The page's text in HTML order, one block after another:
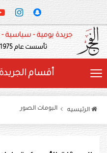
جريدة يومية - سياسية
تأسست عام 1975
أقسام الجريدة
الرئيسيه البومات الصور